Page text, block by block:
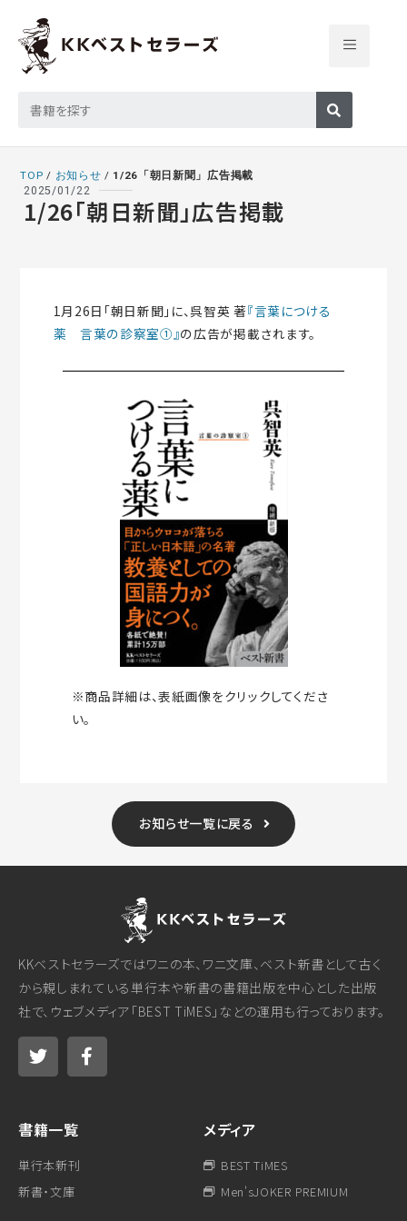
TOP / お知らせ / 1/26「朝日新聞」広告掲載
2025/01/22
1/26「朝日新聞」広告掲載
1月26日「朝日新聞」に、呉智英 著『言葉につける
薬 言葉の診察室①』の広告が掲載されます。
※商品詳細は、表紙画像をクリックしてくださ
い。
お知らせ一覧に戻る
KKベストセラーズではワニの本、ワニ文庫、ベスト新書として古く
から親しまれている単行本や新書の書籍出版を中心とした出版
社で、ウェブメディア「BEST TiMES」などの運用も行っております。
書籍一覧
単行本新刊
新書・文庫
メディア
BEST TiMES
Men'sJOKER PREMIUM